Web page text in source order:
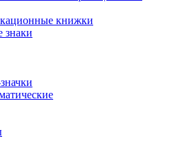
книжки
знаки